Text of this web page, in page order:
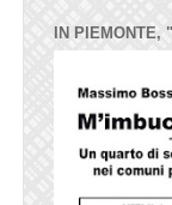
IN